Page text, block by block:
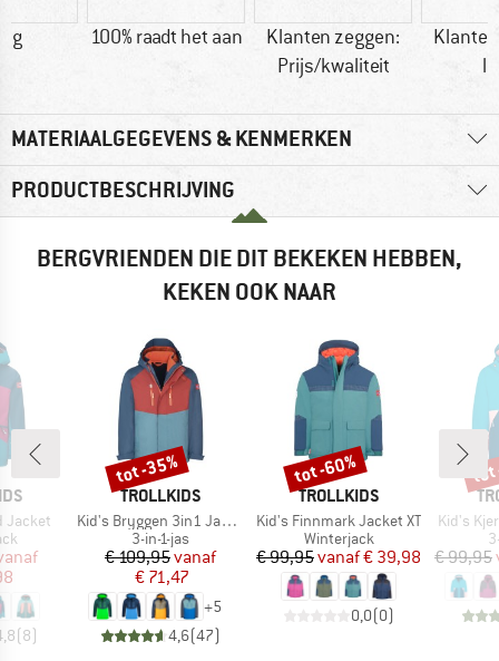
g 100% raadt het aan
Klanten zeggen:
Prijs/kwaliteit
MATERIAALGEGEVENS & KENMERKEN
PRODUCTBESCHRIJVING
BERGVRIENDEN DIE DIT BEKEKEN HEBBEN,
KEKEN OOK NAAR
Jacket
prijs
(8)
MERK
TROLLKIDS
Artikel
Kid's Bryggen 3in1 Jacket
Productgroep
3-in-1-jas
Prijs
€ 109,95Verlaagde prijs
vanaf
€ 71,47
+5
4,6(47)
Korting
tot -35%
MERK
TROLLKIDS
Artikel
Kid's Finnmark Jacket XT
Productgroep
Winterjack
Prijs
€ 99,95 Verlaagde prijs
vanaf€ 39,98
0,0(0)
Korting
tot -60%
Artikel
Kid's
€ 99,95
tot